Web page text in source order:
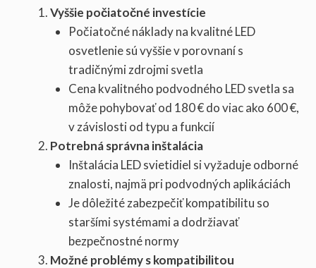
Vyššie počiatočné investície
Počiatočné náklady na kvalitné LED
osvetlenie sú vyššie v porovnaní s
tradičnými zdrojmi svetla
Cena kvalitného podvodného LED svetla sa
môže pohybovať od 180 € do viac ako 600 €,
v závislosti od typu a funkcií
Potrebná správna inštalácia
Inštalácia LED svietidiel si vyžaduje odborné
znalosti, najmä pri podvodných aplikáciách
Je dôležité zabezpečiť kompatibilitu so
staršími systémami a dodržiavať
bezpečnostné normy
Možné problémy s kompatibilitou